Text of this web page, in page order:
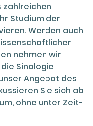
zahlreichen
Studium der
Werden auch
nehmen wir
Sinologie
Angebot des
Sie sich ab
ohne unter Zeit-